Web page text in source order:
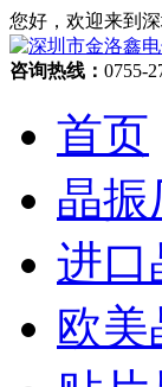
您好，欢迎来到
咨询热线： 0755-
首页
晶振
进口
欧美